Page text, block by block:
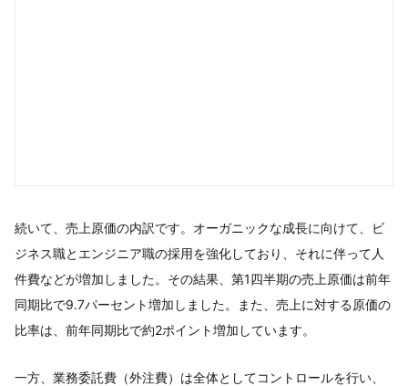
続いて、売上原価の内訳です。オーガニックな成長に向けて、ビ
ジネス職とエンジニア職の採用を強化しており、それに伴って人
件費などが増加しました。その結果、第1四半期の売上原価は前年
同期比で9.7パーセント増加しました。また、売上に対する原価の
比率は、前年同期比で約2ポイント増加しています。
一方、業務委託費（外注費）は全体としてコントロールを行い、